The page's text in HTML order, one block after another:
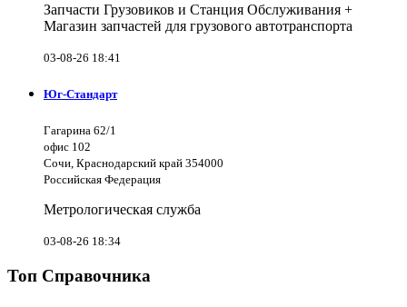
Запчасти Грузовиков и Станция Обслуживания +
Магазин запчастей для грузового автотранспорта
03-08-26 18:41
Юг-Стандарт
Гагарина 62/1
офис 102
Сочи, Краснодарский край 354000
Российская Федерация
Метрологическая служба
03-08-26 18:34
Топ Справочника